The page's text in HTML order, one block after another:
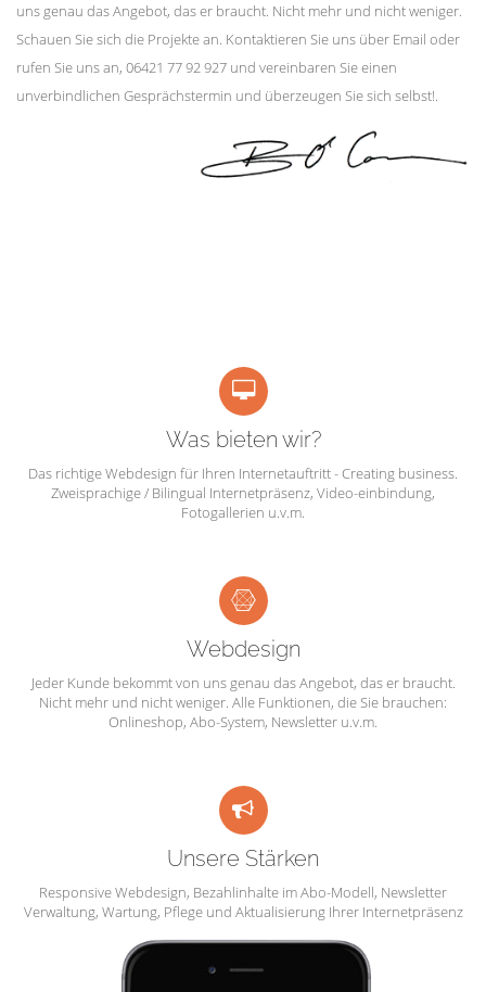
uns genau das Angebot, das er braucht. Nicht mehr und nicht weniger.
Schauen Sie sich die Projekte an. Kontaktieren Sie uns über Email oder
rufen Sie uns an, 06421 77 92 927 und vereinbaren Sie einen
unverbindlichen Gesprächstermin und überzeugen Sie sich selbst!.
Was bieten wir?
Das richtige Webdesign für Ihren Internetauftritt - Creating business.
Zweisprachige / Bilingual Internetpräsenz, Video-einbindung,
Fotogallerien u.v.m.
Webdesign
Jeder Kunde bekommt von uns genau das Angebot, das er braucht.
Nicht mehr und nicht weniger. Alle Funktionen, die Sie brauchen:
Onlineshop, Abo-System, Newsletter u.v.m.
Unsere Stärken
Responsive Webdesign, Bezahlinhalte im Abo-Modell, Newsletter
Verwaltung, Wartung, Pflege und Aktualisierung Ihrer Internetpräsenz